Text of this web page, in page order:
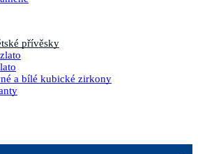
přívěsky
a bílé kubické zirkony